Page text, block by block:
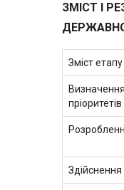
ЗМІСТ І
Зміст етапу
Здійснення